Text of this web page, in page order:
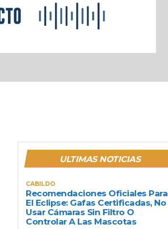
ULTIMAS NOTICIAS
CABILDO
Recomendaciones Oficiales Para
El Eclipse: Gafas Certificadas, No
Usar Cámaras Sin Filtro O
Controlar A Las Mascotas